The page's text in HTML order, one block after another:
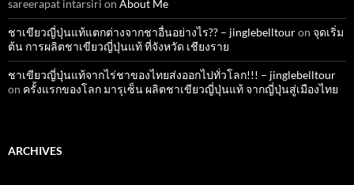
sareerapat intarsiri on About Me
ชาเขียวญี่ปุ่นแท้แตกต่างจากชาอื่นอย่างไร?? – jinglebelltouron จุดเริ่ม
ต้น การผลิตชาเขียวญี่ปุ่นแท้ ที่จังหวัด เชียงราย
ชาเขียวญี่ปุ่นแท้จากไร่ชาของไทยส่งออกไปทั่วโลก!!! – jinglebelltour
on ครั้งแรกของโลก มารุเซ็น ผลิตชาเขียวญี่ปุ่นแท้ จากญี่ปุ่นสู่เมืองไทย
ARCHIVES